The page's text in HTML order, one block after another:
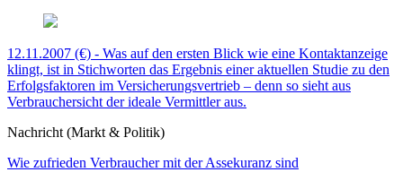
12.11.2007 (€) - Was auf den ersten Blick wie eine Kontaktanzeige
klingt, ist in Stichworten das Ergebnis einer aktuellen Studie zu den
Erfolgsfaktoren im Versicherungsvertrieb – denn so sieht aus
Verbrauchersicht der ideale Vermittler aus.
Nachricht (Markt & Politik)
Wie zufrieden Verbraucher mit der Assekuranz sind